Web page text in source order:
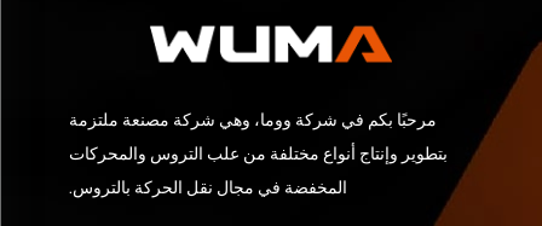
مرحبًا بكم في شركة ووما، وهي شركة مصنعة ملتزمة
بتطوير وإنتاج أنواع مختلفة من علب التروس والمحركات
المخفضة في مجال نقل الحركة بالتروس.